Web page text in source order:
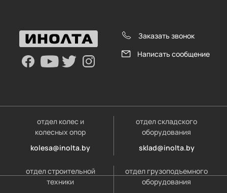
Заказать звонок
Написать сообщение
отдел колес и
колесных опор
kolesa@inolta.by
отдел складского
оборудования
sklad@inolta.by
отдел строительной
техники
отдел грузоподъемного
оборудования